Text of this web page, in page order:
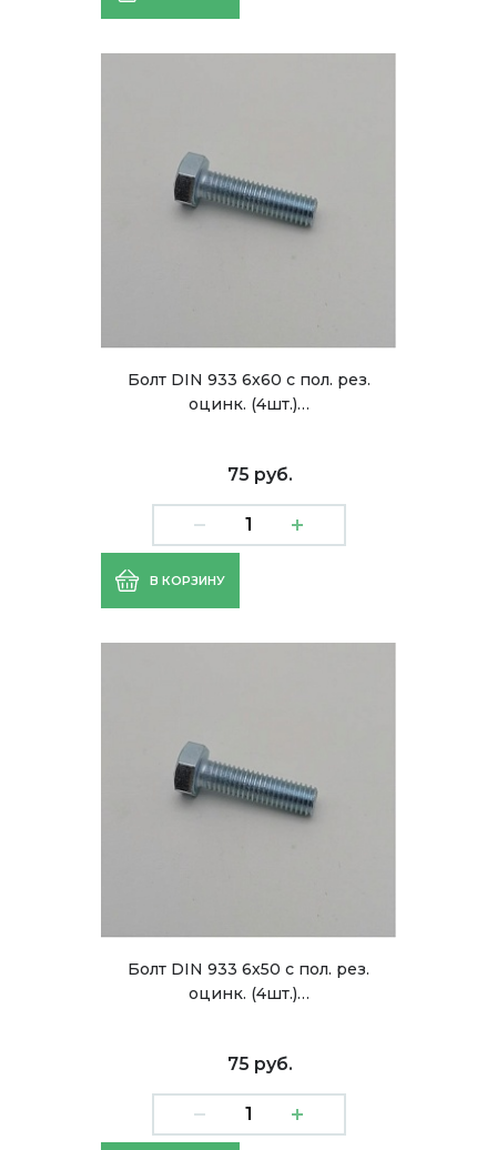
Болт DIN 933 6х60 с пол. рез.
оцинк. (4шт.)…
75 руб.
В КОРЗИНУ
Болт DIN 933 6х50 с пол. рез.
оцинк. (4шт.)…
75 руб.